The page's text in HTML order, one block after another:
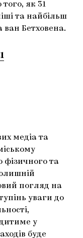
як 31
та найбільш
ван Бетховена.
медіа та
фізичного та
погляд на
уваги до
у
буде